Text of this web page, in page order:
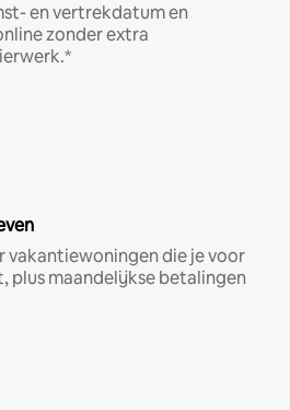
en vertrekdatum en
zonder extra
vakantiewoningen die je voor
plus maandelijkse betalingen